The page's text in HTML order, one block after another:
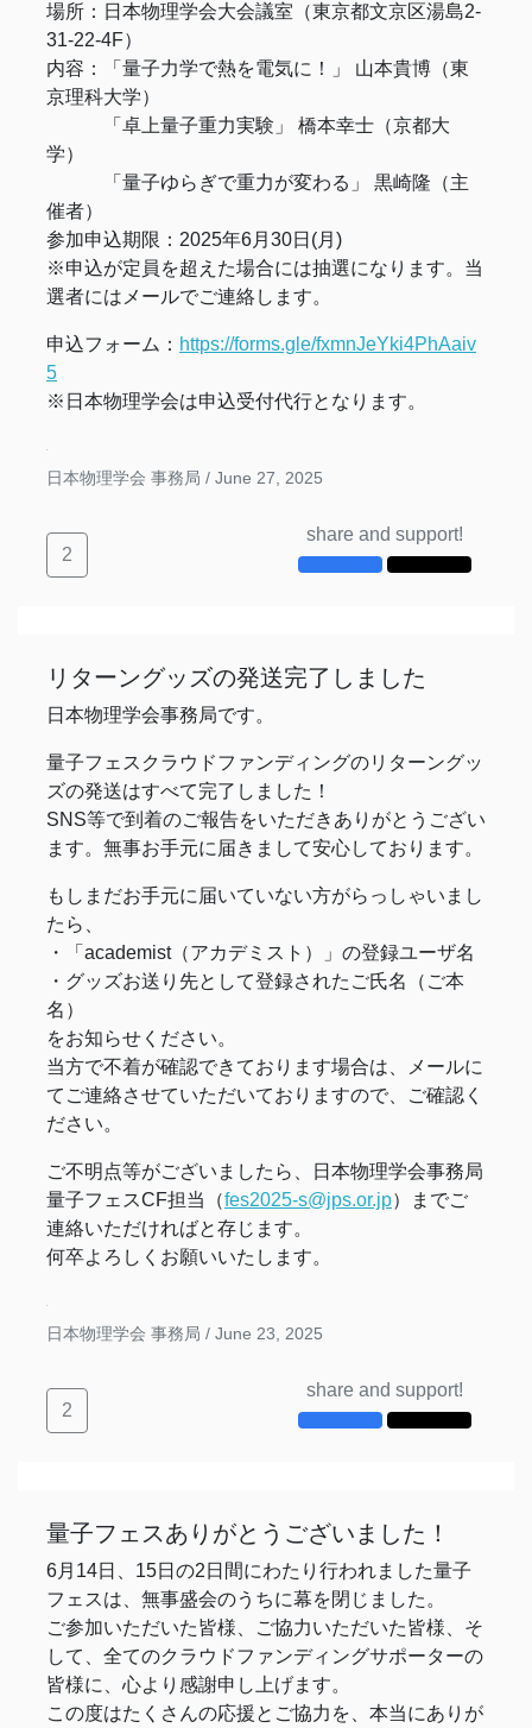
場所：日本物理学会大会議室（東京都文京区湯島2-
31-22-4F）
内容：「量子力学で熱を電気に！」 山本貴博（東
京理科大学）
「卓上量子重力実験」 橋本幸士（京都大
学）
「量子ゆらぎで重力が変わる」 黒崎隆（主
催者）
参加申込期限：2025年6月30日(月)
※申込が定員を超えた場合には抽選になります。当
選者にはメールでご連絡します。
申込フォーム： https://forms.gle/fxmnJeYki4PhAaiv
5
※日本物理学会は申込受付代行となります。
日本物理学会 事務局 / June 27, 2025
2
share and support!
リターングッズの発送完了しました
日本物理学会事務局です。
量子フェスクラウドファンディングのリターングッ
ズの発送はすべて完了しました！
SNS等で到着のご報告をいただきありがとうござい
ます。無事お手元に届きまして安心しております。
もしまだお手元に届いていない方がらっしゃいまし
たら、
・「academist（アカデミスト）」の登録ユーザ名
・グッズお送り先として登録されたご氏名（ご本
名）
をお知らせください。
当方で不着が確認できております場合は、メールに
てご連絡させていただいておりますので、ご確認く
ださい。
ご不明点等がございましたら、日本物理学会事務局
量子フェスCF担当（fes2025-s@jps.or.jp）までご
連絡いただければと存じます。
何卒よろしくお願いいたします。
日本物理学会 事務局 / June 23, 2025
2
share and support!
量子フェスありがとうございました！
6月14日、15日の2日間にわたり行われました量子
フェスは、無事盛会のうちに幕を閉じました。
ご参加いただいた皆様、ご協力いただいた皆様、そ
して、全てのクラウドファンディングサポーターの
皆様に、心より感謝申し上げます。
この度はたくさんの応援とご協力を、本当にありが